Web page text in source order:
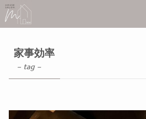
家事効率
– tag –